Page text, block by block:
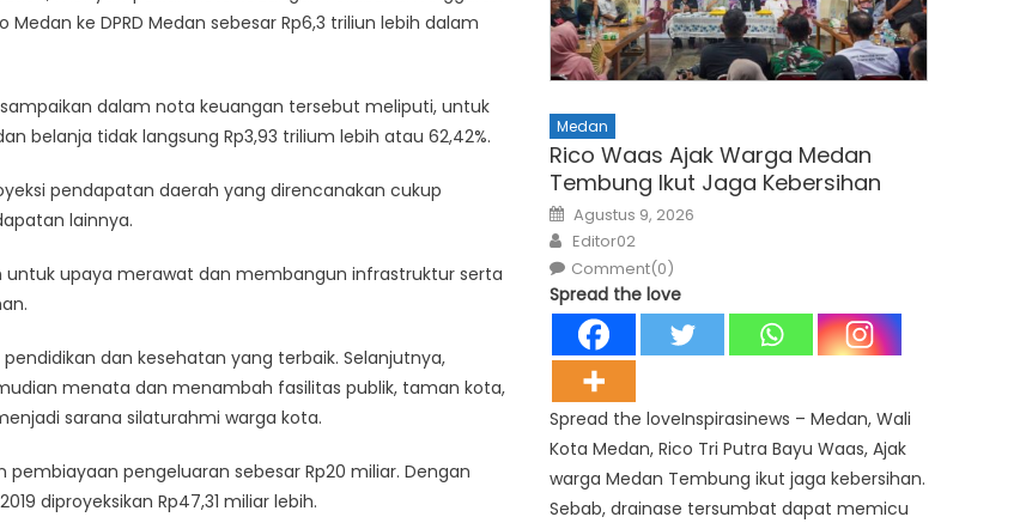
ke DPRD Medan sebesar Rp6,3 triliun lebih dalam
dalam nota keuangan tersebut meliputi, untuk
belanja tidak langsung Rp3,93 trilium lebih atau 62,42%.
pendapatan daerah yang direncanakan cukup
lainnya.
untuk upaya merawat dan membangun infrastruktur serta
dan kesehatan yang terbaik. Selanjutnya,
menata dan menambah fasilitas publik, taman kota,
sarana silaturahmi warga kota.
pengeluaran sebesar Rp20 miliar. Dengan
diproyeksikan Rp47,31 miliar lebih.
Medan
Rico Waas Ajak Warga Medan
Tembung Ikut Jaga Kebersihan
Posted
on
Agustus 9, 2026
Author
Editor02
Comment(0)
Spread the love
Spread the loveInspirasinews – Medan, Wali
Kota Medan, Rico Tri Putra Bayu Waas, Ajak
warga Medan Tembung ikut jaga kebersihan.
Sebab, drainase tersumbat dapat memicu